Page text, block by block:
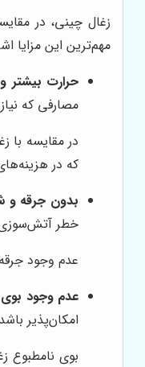
زغال چینی، در
مهم‌ترین این مزایا
حرارت بیشتر
مصارفی که
در مقایسه با
که در
بدون جرقه و
خطر
عدم وجود
عدم وجود بوی
امکان‌پذیر
بوی نامطبوع